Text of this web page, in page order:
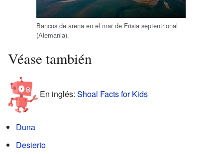
Bancos de arena en el mar de Frisia septentrional
(Alemania).
Véase también
En inglés: Shoal Facts for Kids
Duna
Desierto